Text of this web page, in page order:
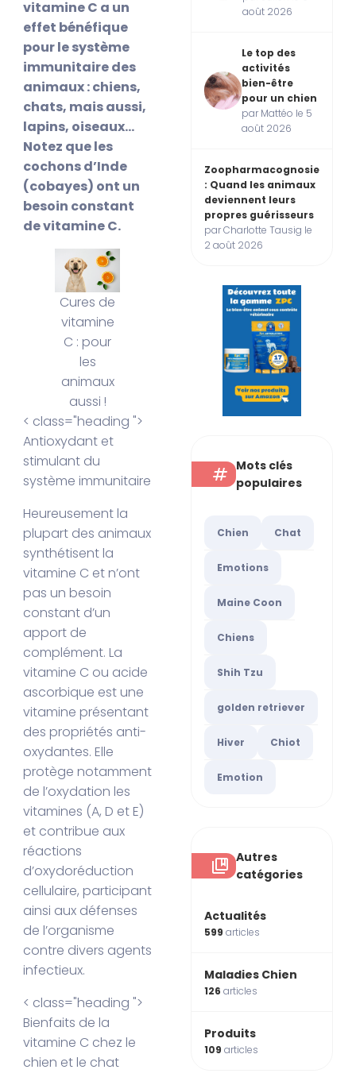
vitamine C a un
effet bénéfique
pour le système
immunitaire des
animaux : chiens,
chats, mais aussi,
lapins, oiseaux…
Notez que les
cochons d’Inde
(cobayes) ont un
besoin constant
de vitamine C.
Cures de
vitamine
C : pour
les
animaux
aussi !
< class="heading ">
Antioxydant et
stimulant du
système immunitaire
Heureusement la
plupart des animaux
synthétisent la
vitamine C et n’ont
pas un besoin
constant d’un
apport de
complément. La
vitamine C ou acide
ascorbique est une
vitamine présentant
des propriétés anti-
oxydantes. Elle
protège notamment
de l’oxydation les
vitamines (A, D et E)
et contribue aux
réactions
d’oxydoréduction
cellulaire, participant
ainsi aux défenses
de l’organisme
contre divers agents
infectieux.
< class="heading ">
Bienfaits de la
vitamine C chez le
chien et le chat
août 2026
Le top des
activités
bien-être
pour un chien
par Mattéo le 5
août 2026
Zoopharmacognosie
: Quand les animaux
deviennent leurs
propres guérisseurs
par Charlotte Tausig le
2 août 2026
Mots clés
populaires
Chien Chat
Emotions
Maine Coon
Chiens
Shih Tzu
golden retriever
Hiver Chiot
Emotion
Autres
catégories
Actualités
599 articles
Maladies Chien
126 articles
Produits
109 articles